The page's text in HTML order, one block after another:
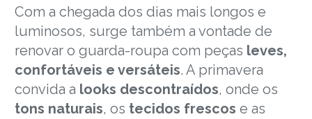
Com a chegada dos dias mais longos e
luminosos, surge também a vontade de
renovar o guarda-roupa com peças leves,
confortáveis e versáteis. A primavera
convida a looks descontraídos, onde os
tons naturais, os tecidos frescos e as